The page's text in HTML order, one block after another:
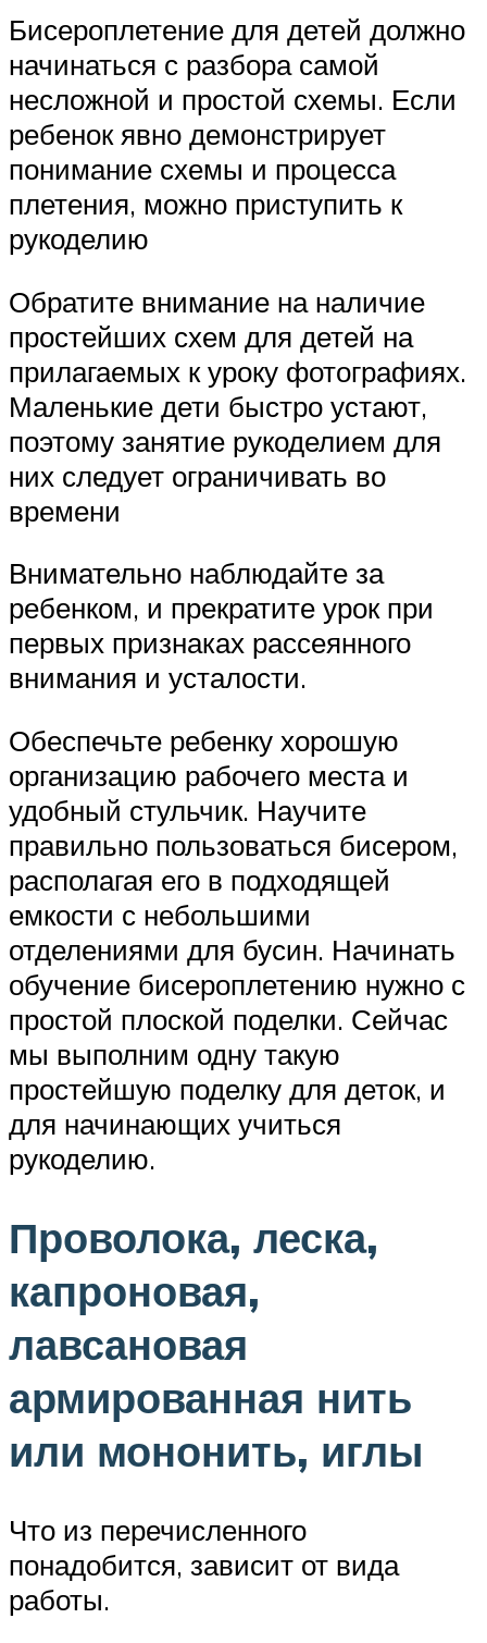
Бисероплетение для детей должно
начинаться с разбора самой
несложной и простой схемы. Если
ребенок явно демонстрирует
понимание схемы и процесса
плетения, можно приступить к
рукоделию
Обратите внимание на наличие
простейших схем для детей на
прилагаемых к уроку фотографиях.
Маленькие дети быстро устают,
поэтому занятие рукоделием для
них следует ограничивать во
времени
Внимательно наблюдайте за
ребенком, и прекратите урок при
первых признаках рассеянного
внимания и усталости.
Обеспечьте ребенку хорошую
организацию рабочего места и
удобный стульчик. Научите
правильно пользоваться бисером,
располагая его в подходящей
емкости с небольшими
отделениями для бусин. Начинать
обучение бисероплетению нужно с
простой плоской поделки. Сейчас
мы выполним одну такую
простейшую поделку для деток, и
для начинающих учиться
рукоделию.
Проволока, леска,
капроновая,
лавсановая
армированная нить
или мононить, иглы
Что из перечисленного
понадобится, зависит от вида
работы.